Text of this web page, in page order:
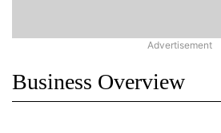
Business Overview